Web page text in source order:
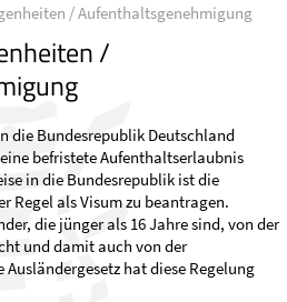
/ Aufenthaltsgenehmigung
/
die Bundesrepublik Deutschland
befristete Aufenthaltserlaubnis
in die Bundesrepublik ist die
Regel als Visum zu beantragen.
die jünger als 16 Jahre sind, von der
und damit auch von der
hat diese Regelung